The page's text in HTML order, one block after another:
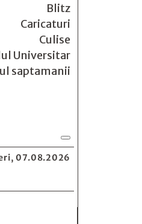
Blitz
Caricaturi
Culise
Universitar
saptamanii
07.08.2026